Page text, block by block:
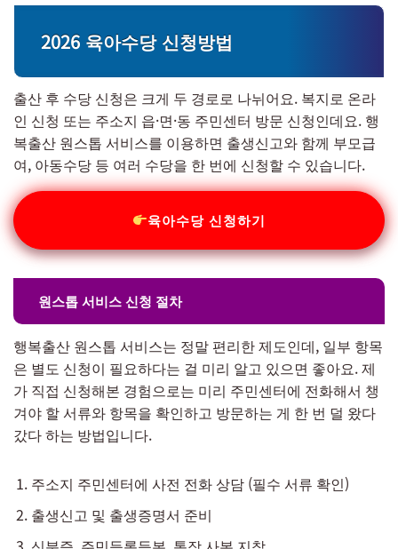
2026 육아수당 신청방법
출산 후 수당 신청은 크게 두 경로로 나뉘어요. 복지로 온라
인 신청 또는 주소지 읍·면·동 주민센터 방문 신청인데요. 행
복출산 원스톱 서비스를 이용하면 출생신고와 함께 부모급
여, 아동수당 등 여러 수당을 한 번에 신청할 수 있습니다.
육아수당 신청하기
원스톱 서비스 신청 절차
행복출산 원스톱 서비스는 정말 편리한 제도인데, 일부 항목
은 별도 신청이 필요하다는 걸 미리 알고 있으면 좋아요. 제
가 직접 신청해본 경험으로는 미리 주민센터에 전화해서 챙
겨야 할 서류와 항목을 확인하고 방문하는 게 한 번 덜 왔다
갔다 하는 방법입니다.
주소지 주민센터에 사전 전화 상담 (필수 서류 확인)
출생신고 및 출생증명서 준비